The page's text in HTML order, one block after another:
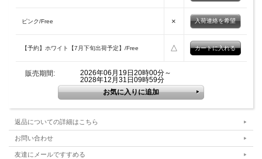
ピンク/Free × 入荷連絡を希望
【予約】ホワイト【7月下旬出荷予定】/Free △
販売期間:
2026年06月19日20時00分～
2028年12月31日09時59分
返品についての詳細はこちら
お問い合わせ
友達にメールですすめる